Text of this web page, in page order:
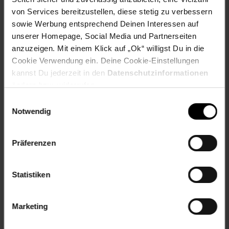
von Services bereitzustellen, diese stetig zu verbessern
sowie Werbung entsprechend Deinen Interessen auf
unserer Homepage, Social Media und Partnerseiten
anzuzeigen. Mit einem Klick auf „Ok“ willigst Du in die
Cookie Verwendung ein. Deine Cookie-Einstellungen
kannst Du jederzeit in den Datenschutzinformationen
Notwendig
Präferenzen
Statistiken
Marketing
Versandinformationen
Herstellerinformationen
Fußzeile
Weitere Online-Angebote
Netto Reisen Weinwelt